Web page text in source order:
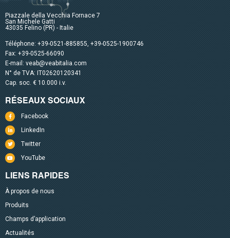
Piazzale della Vecchia Fornace 7
San Michele Gatti
43035 Felino (PR) - Italie
Téléphone: +39-0521-885855, +39-0525-1900746
Fax: +39-0525-66090
E-mail: veab@veabitalia.com
N° de TVA: IT02620120341
Cap. soc. € 10.000 i.v.
RÉSEAUX SOCIAUX
Facebook
LinkedIn
Twitter
YouTube
LIENS RAPIDES
À propos de nous
Produits
Champs d’application
Actualités